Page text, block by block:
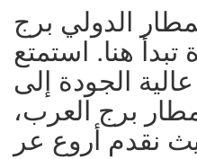
الدولي برج
هنا. استمتع
الجودة إلى
برج العرب،